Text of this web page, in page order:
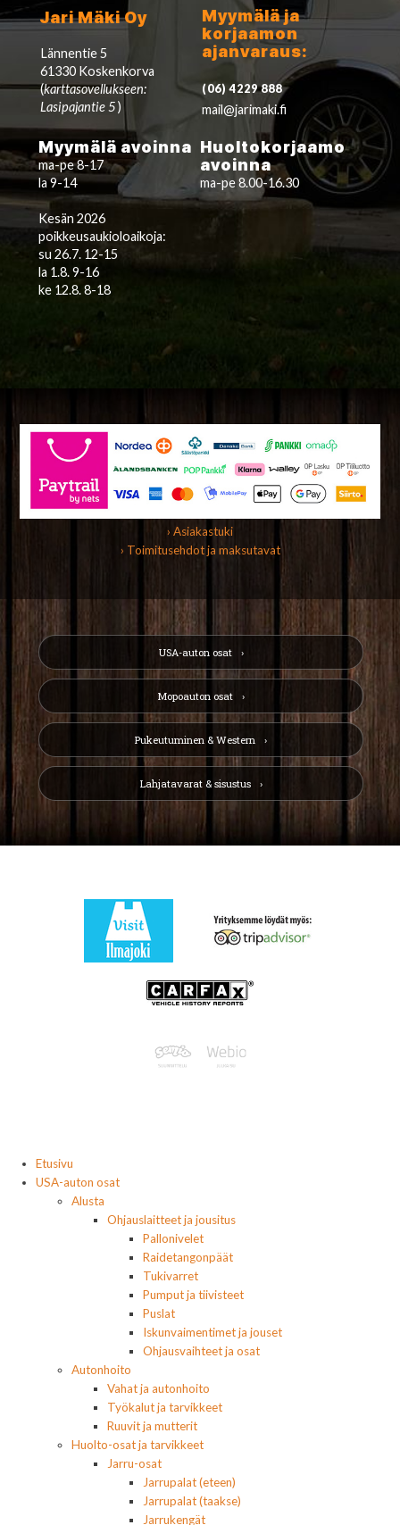
Jari Mäki Oy
Lännentie 5
61330 Koskenkorva
(karttasovellukseen:
Lasipajantie 5)
Myymälä ja
korjaamon
ajanvaraus:
(06) 4229 888
mail@jarimaki.fi
Myymälä avoinna
ma-pe 8-17
la 9-14
Kesän 2026
poikkeusaukioloaikoja:
su 26.7. 12-15
la 1.8. 9-16
ke 12.8. 8-18
Huoltokorjaamo
avoinna
ma-pe 8.00-16.30
› Asiakastuki
› Toimitusehdot ja maksutavat
USA-auton osat
Mopoauton osat
Pukeutuminen & Western
Lahjatavarat & sisustus
Etusivu
USA-auton osat
Alusta
Ohjauslaitteet ja jousitus
Pallonivelet
Raidetangonpäät
Tukivarret
Pumput ja tiivisteet
Puslat
Iskunvaimentimet ja jouset
Ohjausvaihteet ja osat
Autonhoito
Vahat ja autonhoito
Työkalut ja tarvikkeet
Ruuvit ja mutterit
Huolto-osat ja tarvikkeet
Jarru-osat
Jarrupalat (eteen)
Jarrupalat (taakse)
Jarrukengät